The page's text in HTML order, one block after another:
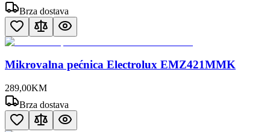
Brza dostava
Mikrovalna pećnica Electrolux EMZ421MMK
289,00KM
Brza dostava